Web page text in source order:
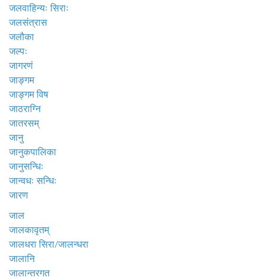
जलवाहिन्यः सिराः
जलसंत्रास
जलौका
जल्पः
जागरणं
जाङ्गम
जाङ्गम विष
जाठराग्नि
जातरसम्
जानु
जानुकपालिका
जानुसन्धिः
जान्वधः सन्धिः
जारण
जाल
जालकावृतम्
जालधरा सिरा/जालन्धरा
जालानि
जालान्तरगत